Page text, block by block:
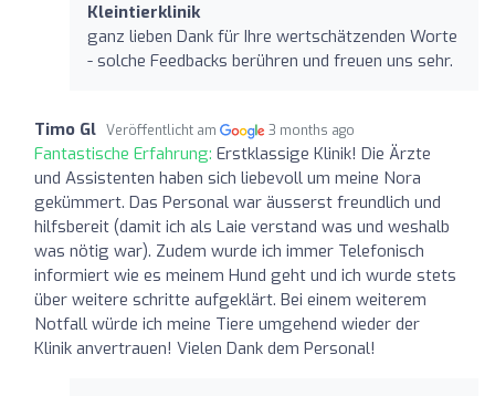
Kleintierklinik
ganz lieben Dank für Ihre wertschätzenden Worte
- solche Feedbacks berühren und freuen uns sehr.
Timo Gl Veröffentlicht am 3 months ago
Fantastische Erfahrung: Erstklassige Klinik! Die Ärzte
und Assistenten haben sich liebevoll um meine Nora
gekümmert. Das Personal war äusserst freundlich und
hilfsbereit (damit ich als Laie verstand was und weshalb
was nötig war). Zudem wurde ich immer Telefonisch
informiert wie es meinem Hund geht und ich wurde stets
über weitere schritte aufgeklärt. Bei einem weiterem
Notfall würde ich meine Tiere umgehend wieder der
Klinik anvertrauen! Vielen Dank dem Personal!